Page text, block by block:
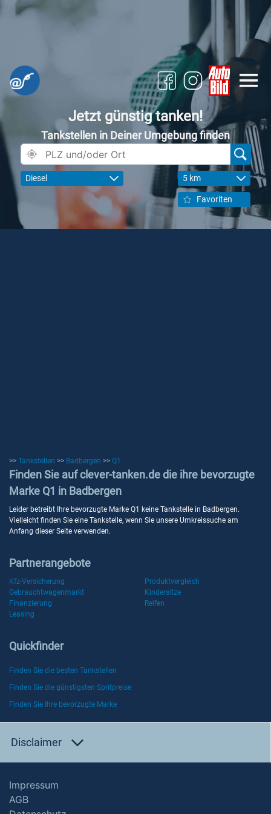
Jetzt günstig tanken!
Tankstellen in Deiner Umgebung finden
Diesel 5 km
Favoriten
>> Tankstellen >> Badbergen >> Q1
Finden Sie auf clever-tanken.de die ihre bevorzugte
Marke Q1 in Badbergen
Leider betreibt Ihre bevorzugte Marke Q1 keine Tankstelle in Badbergen.
Vielleicht finden Sie eine Tankstelle, wenn Sie unsere Umkreissuche am
Anfang dieser Seite verwenden.
Partnerangebote
Kfz-Versicherung
Produktvergleich
Gebrauchtwagenmarkt
Kindersitze
Finanzierung
Reifen
Leasing
Quickfinder
Finden Sie die besten Tankstellen
Finden Sie die günstigsten Spritpreise
Finden Sie Ihre bevorzugte Marke
Disclaimer
Impressum
AGB